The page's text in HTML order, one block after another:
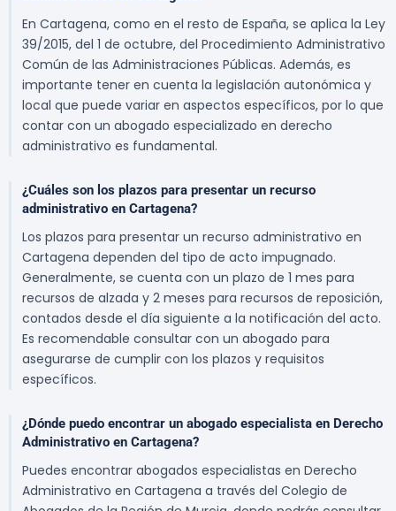
En Cartagena, como en el resto de España, se aplica la Ley
39/2015, del 1 de octubre, del Procedimiento Administrativo
Común de las Administraciones Públicas. Además, es
importante tener en cuenta la legislación autonómica y
local que puede variar en aspectos específicos, por lo que
contar con un abogado especializado en derecho
administrativo es fundamental.
¿Cuáles son los plazos para presentar un recurso
administrativo en Cartagena?
Los plazos para presentar un recurso administrativo en
Cartagena dependen del tipo de acto impugnado.
Generalmente, se cuenta con un plazo de 1 mes para
recursos de alzada y 2 meses para recursos de reposición,
contados desde el día siguiente a la notificación del acto.
Es recomendable consultar con un abogado para
asegurarse de cumplir con los plazos y requisitos
específicos.
¿Dónde puedo encontrar un abogado especialista en Derecho
Administrativo en Cartagena?
Puedes encontrar abogados especialistas en Derecho
Administrativo en Cartagena a través del Colegio de